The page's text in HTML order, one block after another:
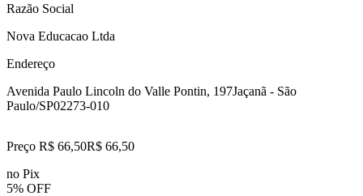
Razão Social
Nova Educacao Ltda
Endereço
Avenida Paulo Lincoln do Valle Pontin, 197Jaçanã - São
Paulo/SP02273-010
Preço R$ 66,50R$ 66,50
no Pix
5% OFF